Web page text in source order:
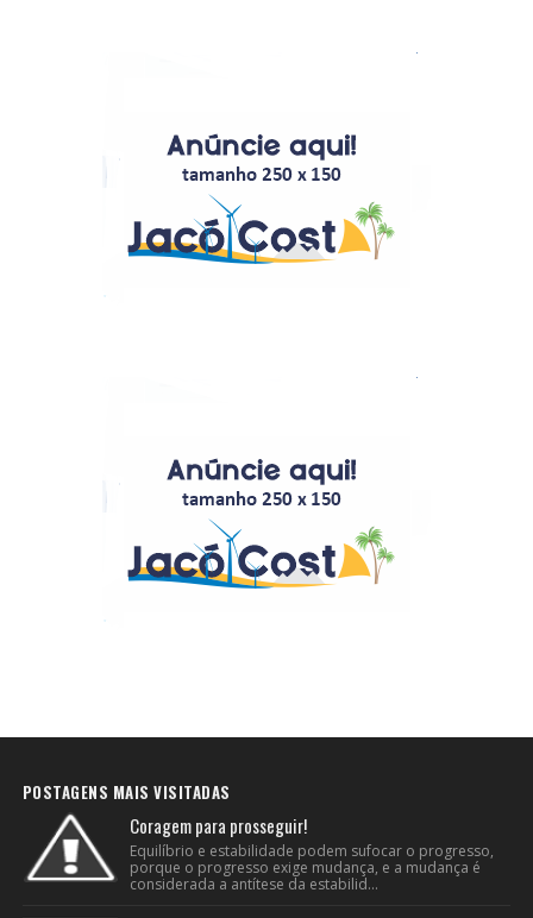
POSTAGENS MAIS VISITADAS
Coragem para prosseguir!
Equilíbrio e estabilidade podem sufocar o progresso,
porque o progresso exige mudança, e a mudança é
considerada a antítese da estabilid...